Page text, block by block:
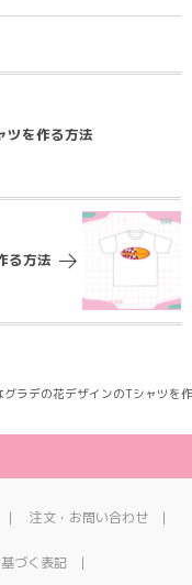
ツを作る方法
る方法
グラデの花デザインのTシャツを
注文・お問い合わせ
づく表記